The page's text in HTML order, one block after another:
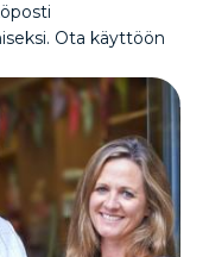
Ota käyttöön